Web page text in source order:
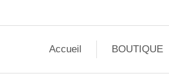
Accueil BOUTIQUE